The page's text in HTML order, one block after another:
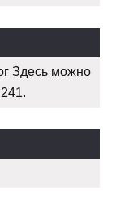
Здесь можно